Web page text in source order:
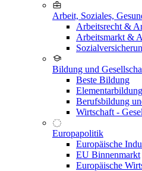
Arbeit, Soziales,
Arbeitsrecht &
Arbeitsmarkt &
Bildung und
Beste Bildung
Berufsbildung
Wirtschaft -
Europapolitik
Europäische
EU Binnenmarkt
Europäische